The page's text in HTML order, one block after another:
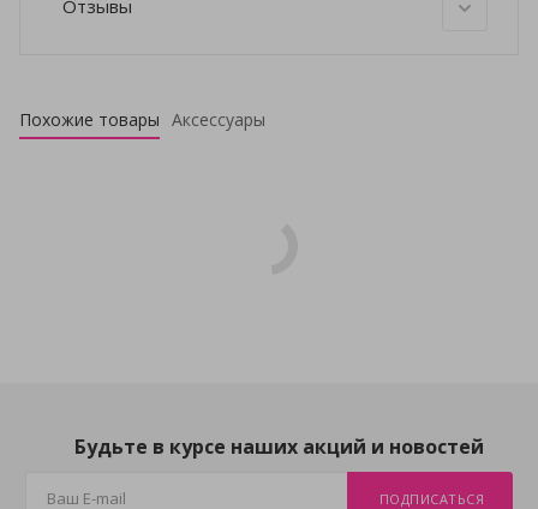
Отзывы
Похожие товары Аксессуары
Будьте в курсе наших акций и новостей
ПОДПИСАТЬСЯ